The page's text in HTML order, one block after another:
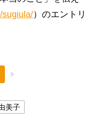
sugiula/）のエントリ
美子